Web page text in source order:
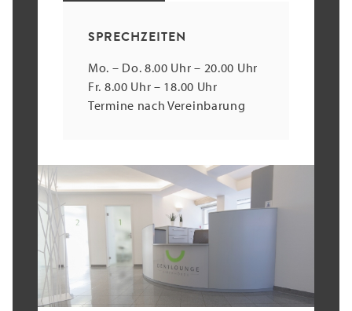
SPRECHZEITEN
Mo. – Do. 8.00 Uhr – 20.00 Uhr
Fr. 8.00 Uhr – 18.00 Uhr
Termine nach Vereinbarung